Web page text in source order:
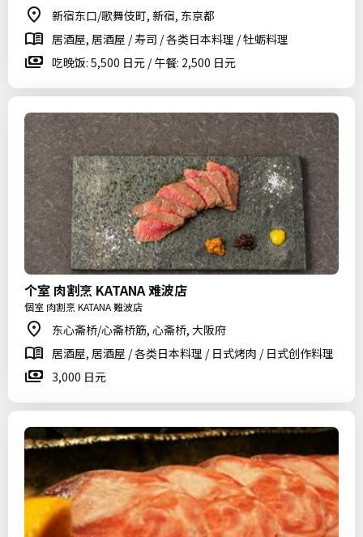
新宿东口/歌舞伎町, 新宿, 东京都
居酒屋, 居酒屋 / 寿司 / 各类日本料理 / 牡蛎料理
吃晚饭: 5,500 日元 / 午餐: 2,500 日元
个室 肉割烹 KATANA 难波店
個室 肉割烹 KATANA 難波店
东心斋桥/心斋桥筋, 心斋桥, 大阪府
居酒屋, 居酒屋 / 各类日本料理 / 日式烤肉 / 日式创作料理
3,000 日元